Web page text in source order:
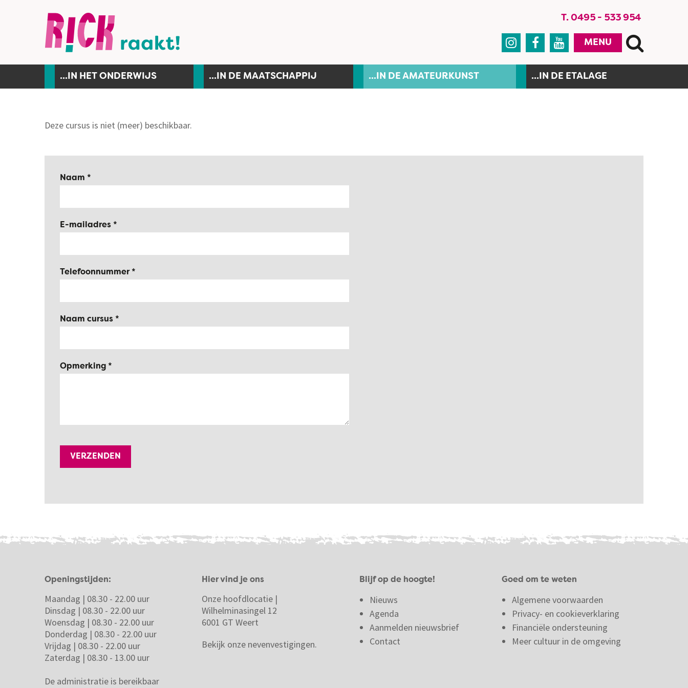
T. 0495 - 533 954
   MENU
...IN HET ONDERWIJS ...IN DE MAATSCHAPPIJ ...IN DE AMATEURKUNST ...IN DE ETALAGE
Deze cursus is niet (meer) beschikbaar.
Naam
E-mailadres
Telefoonnummer
Naam cursus
Opmerking
Openingstijden:
Maandag | 08.30 - 22.00 uur
Dinsdag | 08.30 - 22.00 uur
Woensdag | 08.30 - 22.00 uur
Donderdag | 08.30 - 22.00 uur
Vrijdag | 08.30 - 22.00 uur
Zaterdag | 08.30 - 13.00 uur
De administratie is bereikbaar
Hier vind je ons
Onze hoofdlocatie |
Wilhelminasingel 12
6001 GT Weert
Bekijk onze nevenvestigingen.
Blijf op de hoogte!
Nieuws
Agenda
Aanmelden nieuwsbrief
Contact
Goed om te weten
Algemene voorwaarden
Privacy- en cookieverklaring
Financiële ondersteuning
Meer cultuur in de omgeving